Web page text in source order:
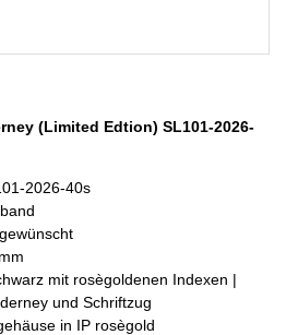
(Limited Edtion) SL101-2026-
2026-40s
mit rosègoldenen Indexen |
und Schriftzug
in IP rosègold